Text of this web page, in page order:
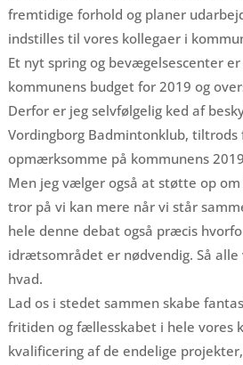
fremtidige forhold og planer
indstilles til vores kollegaer i
Et nyt spring og bevægelsescenter
kommunens budget for 2019 og
Derfor er jeg selvfølgelig ked af
Vordingborg Badmintonklub,
opmærksomme på kommunens
Men jeg vælger også at støtte op om
tror på vi kan mere når vi står
hele denne debat også præcis
idrætsområdet er nødvendig. Så alle
hvad.
Lad os i stedet sammen skabe
fritiden og fællesskabet i hele vores
kvalificering af de endelige